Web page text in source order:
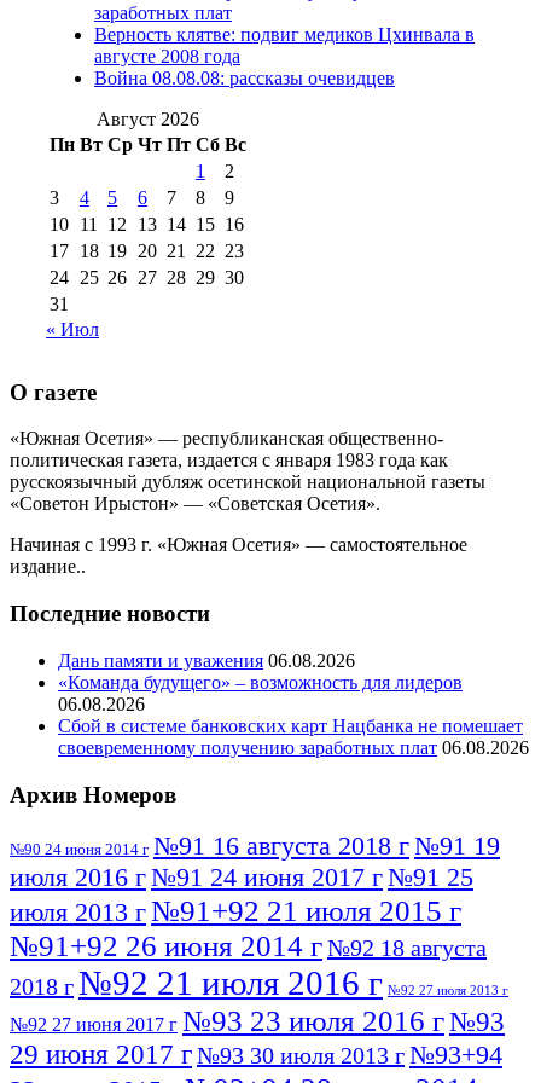
№98 8 августа 2013 г
августа 2012 г(14)
2017 г(9)
№99 4 августа
2016 г(12) №99 8 июля 2014 г
августа 2012 г(11)
августа 2013 г
(12)
заработных плат
Верность клятве: подвиг медиков Цхинвала в
августе 2008 года
Война 08.08.08: рассказы очевидцев
Август 2026
Пн Вт Ср Чт Пт Сб Вс
1
2
3
4 5 6 7 8
9
10 11 12 13 14 15 16
17 18 19 20 21 22 23
24 25 26 27 28 29 30
31
« Июл
О газете
«Южная Осетия» — республиканская общественно-
политическая газета, издается с января 1983 года как
русскоязычный дубляж осетинской национальной газеты
«Советон Ирыстон» — «Советская Осетия».
Начиная с 1993 г. «Южная Осетия» — самостоятельное
издание..
Последние новости
Дань памяти и уважения 06.08.2026
«Команда будущего» – возможность для лидеров
06.08.2026
Сбой в системе банковских карт Нацбанка не помешает
своевременному получению заработных плат 06.08.2026
Архив Номеров
№90 24 июня 2014 г №91 16 августа 2018 г№91 19
июля 2016 г№91 24 июня 2017 г№91 25
июля 2013 г№91+92 21 июля 2015 г
№91+92 26 июня 2014 г№92 18 августа
2018 г№92 21 июля 2016 г №92 27 июля 2013 г
№92 27 июня 2017 г №93 23 июля 2016 г№93
29 июня 2017 г№93 30 июля 2013 г№93+94